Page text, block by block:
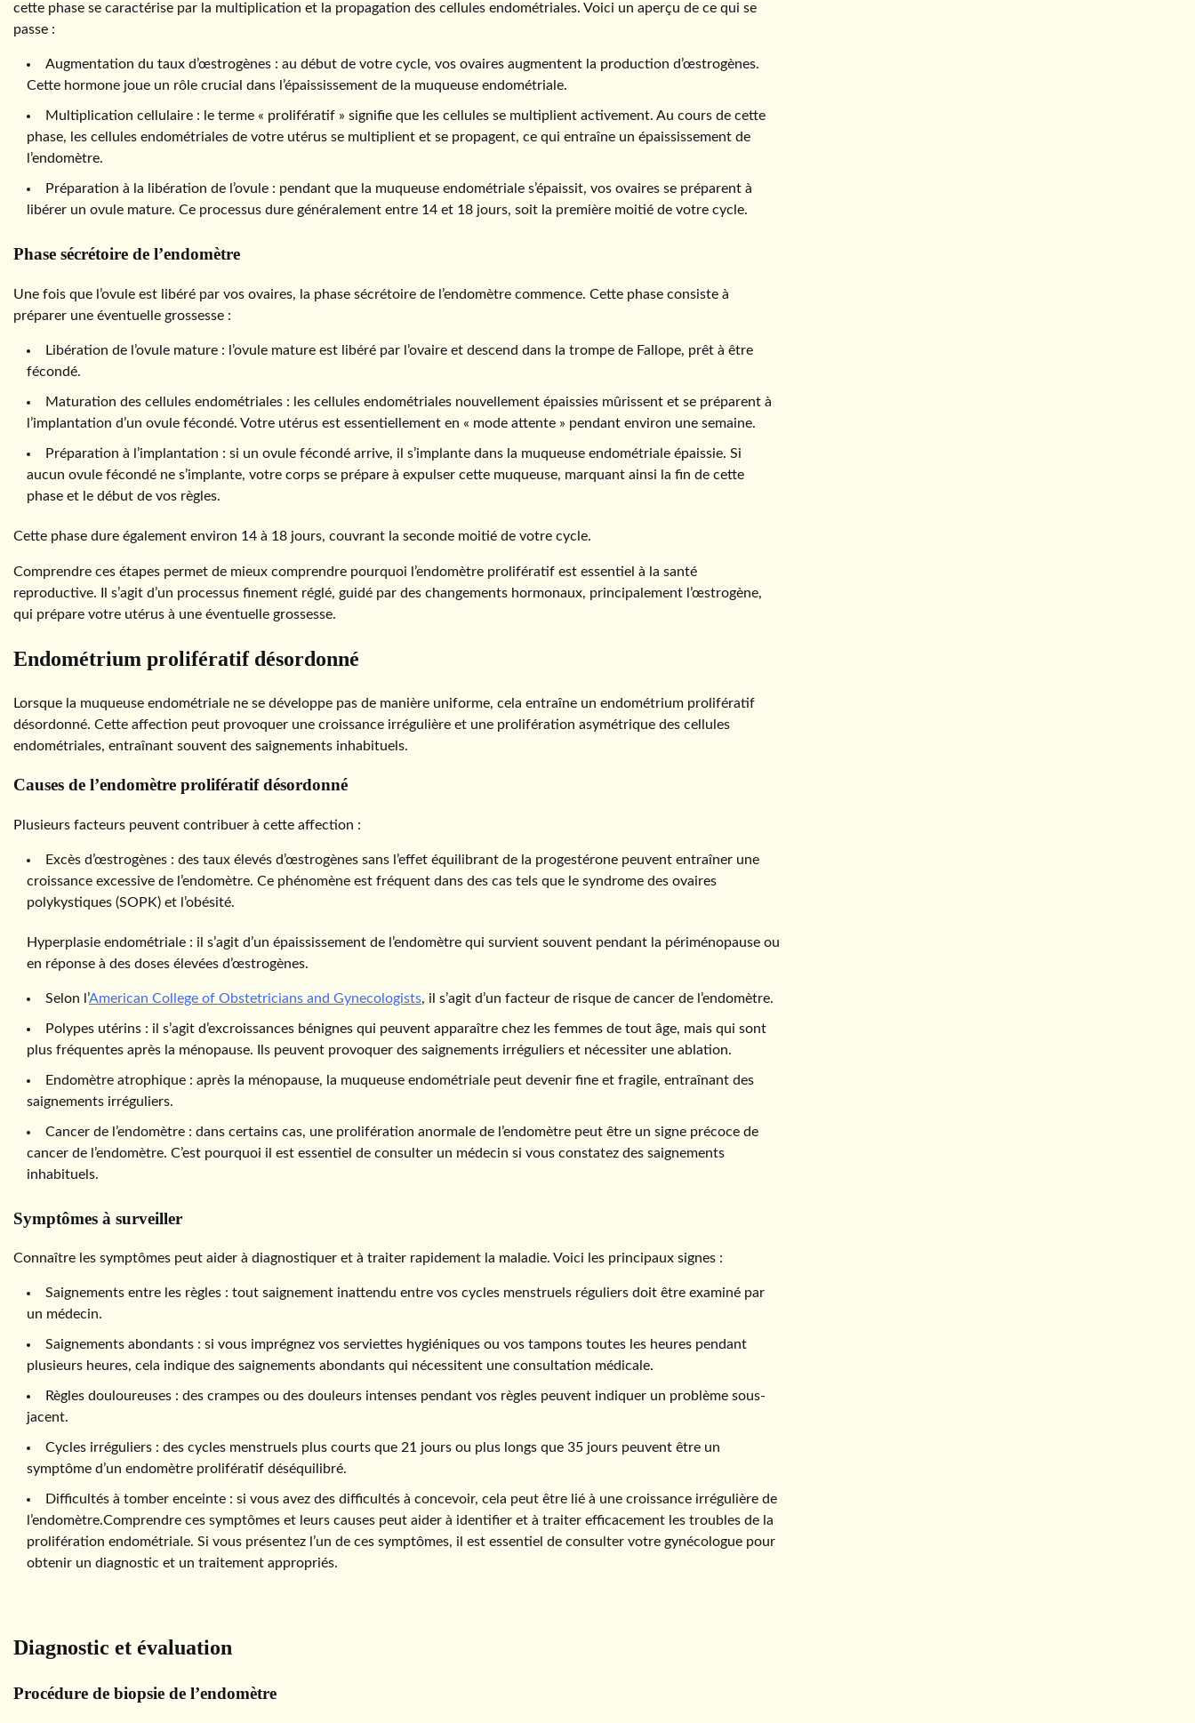
cette phase se caractérise par la multiplication et la propagation des cellules endométriales. Voici un aperçu de ce qui se
passe :
Augmentation du taux d’œstrogènes : au début de votre cycle, vos ovaires augmentent la production d’œstrogènes.
Cette hormone joue un rôle crucial dans l’épaississement de la muqueuse endométriale.
Multiplication cellulaire : le terme « prolifératif » signifie que les cellules se multiplient activement. Au cours de cette
phase, les cellules endométriales de votre utérus se multiplient et se propagent, ce qui entraîne un épaississement de
l’endomètre.
Préparation à la libération de l’ovule : pendant que la muqueuse endométriale s’épaissit, vos ovaires se préparent à
libérer un ovule mature. Ce processus dure généralement entre 14 et 18 jours, soit la première moitié de votre cycle.
Phase sécrétoire de l’endomètre
Une fois que l’ovule est libéré par vos ovaires, la phase sécrétoire de l’endomètre commence. Cette phase consiste à
préparer une éventuelle grossesse :
Libération de l’ovule mature : l’ovule mature est libéré par l’ovaire et descend dans la trompe de Fallope, prêt à être
fécondé.
Maturation des cellules endométriales : les cellules endométriales nouvellement épaissies mûrissent et se préparent à
l’implantation d’un ovule fécondé. Votre utérus est essentiellement en « mode attente » pendant environ une semaine.
Préparation à l’implantation : si un ovule fécondé arrive, il s’implante dans la muqueuse endométriale épaissie. Si
aucun ovule fécondé ne s’implante, votre corps se prépare à expulser cette muqueuse, marquant ainsi la fin de cette
phase et le début de vos règles.
Cette phase dure également environ 14 à 18 jours, couvrant la seconde moitié de votre cycle.
Comprendre ces étapes permet de mieux comprendre pourquoi l’endomètre prolifératif est essentiel à la santé
reproductive. Il s’agit d’un processus finement réglé, guidé par des changements hormonaux, principalement l’œstrogène,
qui prépare votre utérus à une éventuelle grossesse.
Endométrium prolifératif désordonné
Lorsque la muqueuse endométriale ne se développe pas de manière uniforme, cela entraîne un endométrium prolifératif
désordonné. Cette affection peut provoquer une croissance irrégulière et une prolifération asymétrique des cellules
endométriales, entraînant souvent des saignements inhabituels.
Causes de l’endomètre prolifératif désordonné
Plusieurs facteurs peuvent contribuer à cette affection :
Excès d’œstrogènes : des taux élevés d’œstrogènes sans l’effet équilibrant de la progestérone peuvent entraîner une
croissance excessive de l’endomètre. Ce phénomène est fréquent dans des cas tels que le syndrome des ovaires
polykystiques (SOPK) et l’obésité.
Hyperplasie endométriale : il s’agit d’un épaississement de l’endomètre qui survient souvent pendant la périménopause ou
en réponse à des doses élevées d’œstrogènes.
Selon l’American College of Obstetricians and Gynecologists, il s’agit d’un facteur de risque de cancer de l’endomètre.
Polypes utérins : il s’agit d’excroissances bénignes qui peuvent apparaître chez les femmes de tout âge, mais qui sont
plus fréquentes après la ménopause. Ils peuvent provoquer des saignements irréguliers et nécessiter une ablation.
Endomètre atrophique : après la ménopause, la muqueuse endométriale peut devenir fine et fragile, entraînant des
saignements irréguliers.
Cancer de l’endomètre : dans certains cas, une prolifération anormale de l’endomètre peut être un signe précoce de
cancer de l’endomètre. C’est pourquoi il est essentiel de consulter un médecin si vous constatez des saignements
inhabituels.
Symptômes à surveiller
Connaître les symptômes peut aider à diagnostiquer et à traiter rapidement la maladie. Voici les principaux signes :
Saignements entre les règles : tout saignement inattendu entre vos cycles menstruels réguliers doit être examiné par
un médecin.
Saignements abondants : si vous imprégnez vos serviettes hygiéniques ou vos tampons toutes les heures pendant
plusieurs heures, cela indique des saignements abondants qui nécessitent une consultation médicale.
Règles douloureuses : des crampes ou des douleurs intenses pendant vos règles peuvent indiquer un problème sous-
jacent.
Cycles irréguliers : des cycles menstruels plus courts que 21 jours ou plus longs que 35 jours peuvent être un
symptôme d’un endomètre prolifératif déséquilibré.
Difficultés à tomber enceinte : si vous avez des difficultés à concevoir, cela peut être lié à une croissance irrégulière de
l’endomètre.Comprendre ces symptômes et leurs causes peut aider à identifier et à traiter efficacement les troubles de la
prolifération endométriale. Si vous présentez l’un de ces symptômes, il est essentiel de consulter votre gynécologue pour
obtenir un diagnostic et un traitement appropriés.
Diagnostic et évaluation
Procédure de biopsie de l’endomètre